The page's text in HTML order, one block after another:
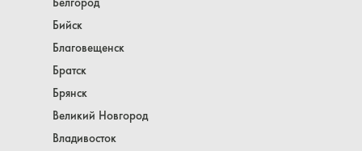
Бийск
Благовещенск
Братск
Брянск
Великий Новгород
Владивосток